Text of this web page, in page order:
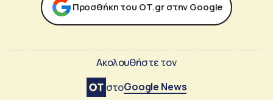
Προσθήκη του ΟΤ.gr στην Google
Ακολουθήστε τον
στοGoogle News